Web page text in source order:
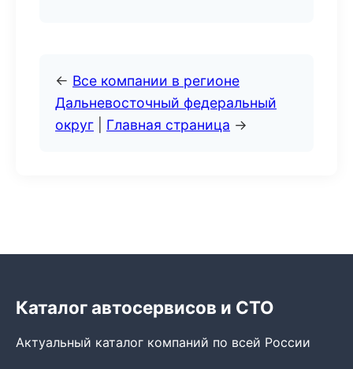
← Все компании в регионе
Дальневосточный федеральный
округ
Главная страница →
Каталог автосервисов и СТО
Актуальный каталог компаний по всей России